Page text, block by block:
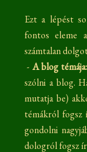
Ezt a lépést
fontos eleme
számtalan
- A blog témája:
szólni a blog.
mutatja be)
témákról
gondolni
dologról fogsz